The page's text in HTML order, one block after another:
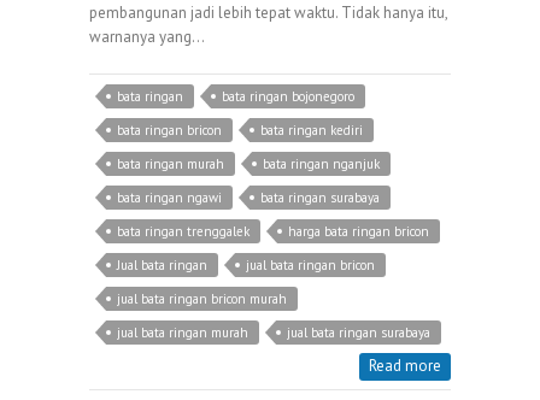
pembangunan jadi lebih tepat waktu. Tidak hanya itu,
warnanya yang…
bata ringan
bata ringan bojonegoro
bata ringan bricon
bata ringan kediri
bata ringan murah
bata ringan nganjuk
bata ringan ngawi
bata ringan surabaya
bata ringan trenggalek
harga bata ringan bricon
Jual bata ringan
jual bata ringan bricon
jual bata ringan bricon murah
jual bata ringan murah
jual bata ringan surabaya
Read more